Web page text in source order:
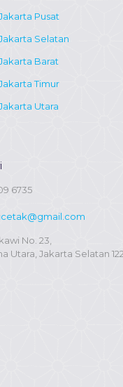
Pusat
Selatan
Barat
Timur
Utara
6735
No. 23,
Utara, Jakarta Selatan